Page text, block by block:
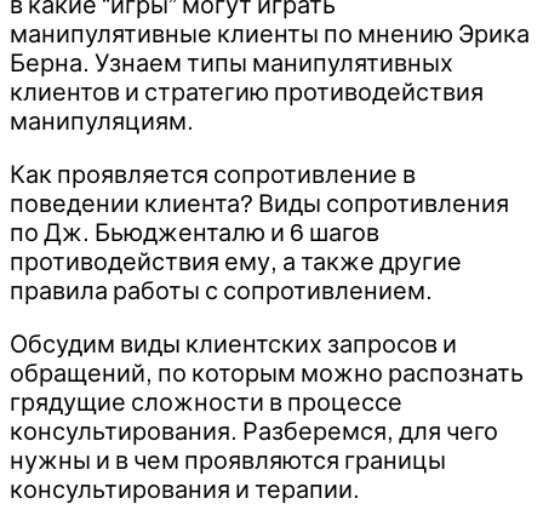
манипулятивные клиенты по мнению Эрика
Берна. Узнаем типы манипулятивных
клиентов и стратегию противодействия
манипуляциям.
Как проявляется сопротивление в
поведении клиента? Виды сопротивления
по Дж. Бьюдженталю и 6 шагов
противодействия ему, а также другие
правила работы с сопротивлением.
Обсудим виды клиентских запросов и
обращений, по которым можно распознать
грядущие сложности в процессе
консультирования. Разберемся, для чего
нужны и в чем проявляются границы
консультирования и терапии.